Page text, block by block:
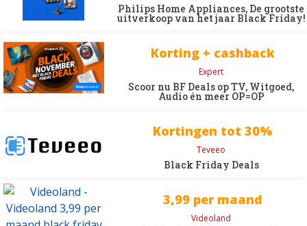
Philips Home Appliances, De grootste
uitverkoop van het jaar Black Friday!
Korting + cashback
Expert
Scoor nu BF Deals op TV, Witgoed,
Audio én meer OP=OP
Kortingen tot 30%
Teveeo
Black Friday Deals
3,99 per maand
Videoland